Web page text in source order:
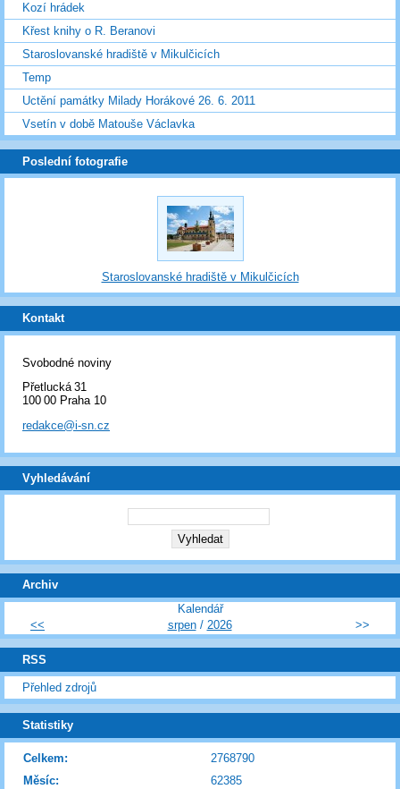
Kozí hrádek
Křest knihy o R. Beranovi
Staroslovanské hradiště v Mikulčicích
Temp
Uctění památky Milady Horákové 26. 6. 2011
Vsetín v době Matouše Václavka
Poslední fotografie
Staroslovanské hradiště v Mikulčicích
Kontakt
Svobodné noviny
Přetlucká 31
100 00 Praha 10
redakce@i-sn.cz
Vyhledávání
Archiv
Kalendář
<<
srpen/ 2026 >>
RSS
Přehled zdrojů
Statistiky
Celkem:
2768790
Měsíc:
62385